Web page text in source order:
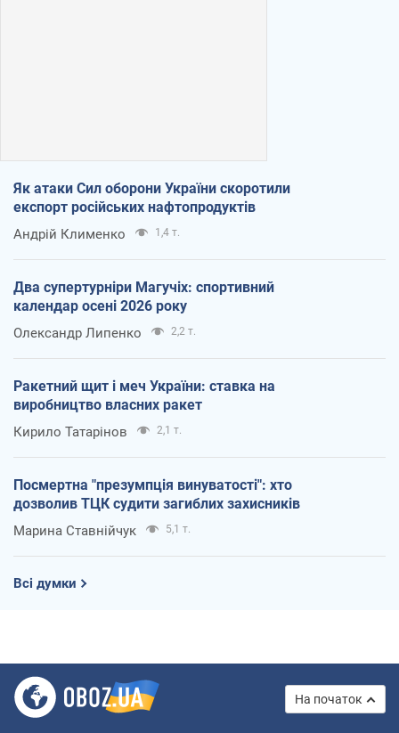
Як атаки Сил оборони України скоротили
експорт російських нафтопродуктів
Андрій Клименко 1,4 т.
Два супертурніри Магучіх: спортивний
календар осені 2026 року
Олександр Липенко 2,2 т.
Ракетний щит і меч України: ставка на
виробництво власних ракет
Кирило Татарінов 2,1 т.
Посмертна "презумпція винуватості": хто
дозволив ТЦК судити загиблих захисників
Марина Ставнійчук 5,1 т.
Всі думки
На початок